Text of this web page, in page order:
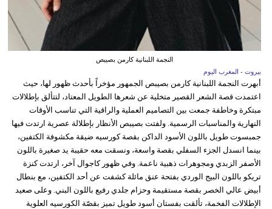
النجمة اللبنانية كارمن بصيبص
بيروت - المغرب اليوم
أبهرت النجمة اللبنانية كارمن بصيبص الجمهور مؤخراً بأحدث ظهور لها، حيث
اعتمدت قصة الشعر القصير متخلية عن شعرها الطويل المعتاد، لتتألق بإطلالات
مبتكرة وخاطفة جمعت بين التصاميم العملية والراقية التي تناسب الأوقات
النهارية والمناسبات الرسمية. ولفتت بصيبص الأنظار بإطلالة عصرية ارتدت فيها
جمبسوت طويل باللون الأسود الداكن بقصة كورسيه ضيقة مكشوفة الكتفين،
بينما انسدل الجزء السفلي بقصة واسعة، ونسقت معه حقيبة يد صغيرة باللون
الأصفر الزبدي ومجوهرات ذهبية ناعمة. وفي ظهور كاجوال آخر، ارتدت كنزة
تريكو باللون البيج الوردي بفتحة عنق مائلة كشفت عن أحد الكتفين، مع بنطال
أبيض عالي الخصر بقصة مستقيمة وحزام جلدي رفيع باللون البني. وعلى صعيد
الإطلالات الفخمة، تألقت بفستان أسود طويل تميز بقصّة الكورسيه العلوية